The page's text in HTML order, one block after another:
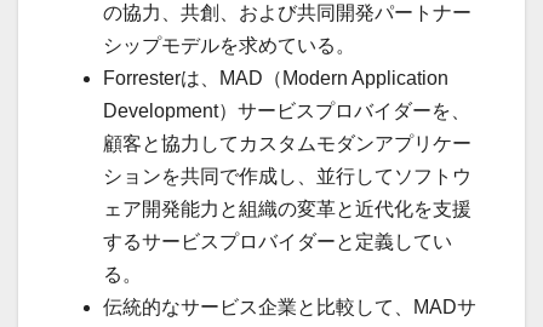
の協力、共創、および共同開発パートナー
シップモデルを求めている。
Forresterは、MAD（Modern Application
Development）サービスプロバイダーを、
顧客と協力してカスタムモダンアプリケー
ションを共同で作成し、並行してソフトウ
ェア開発能力と組織の変革と近代化を支援
するサービスプロバイダーと定義してい
る。
伝統的なサービス企業と比較して、MADサ